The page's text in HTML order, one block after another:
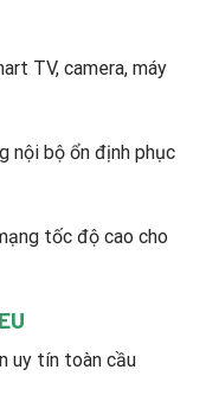
TV, camera, máy
nội bộ ổn định phục
tốc độ cao cho
uy tín toàn cầu